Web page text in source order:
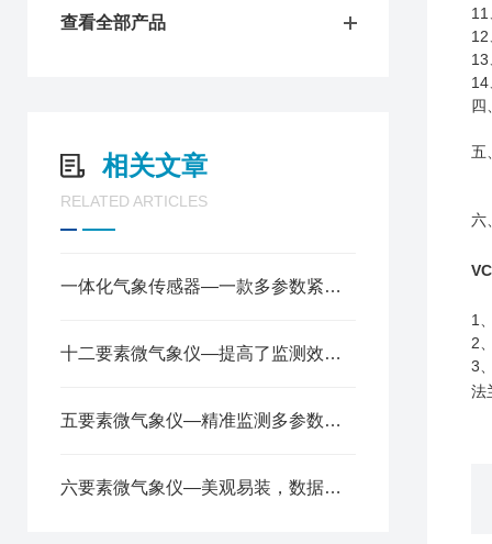
查看全部产品
相关文章
RELATED ARTICLES
一体化气象传感器—一款多参数紧凑型气象站2025全+境+派+送
十二要素微气象仪—提高了监测效率，降低了成本2024全+境+派+送
五要素微气象仪—精准监测多参数，轻松应对气象变化2024顺丰包邮
六要素微气象仪—美观易装，数据精准可靠的微气象传感器@2024风途推送
12
13
14
四
五
六
1
2
3
法